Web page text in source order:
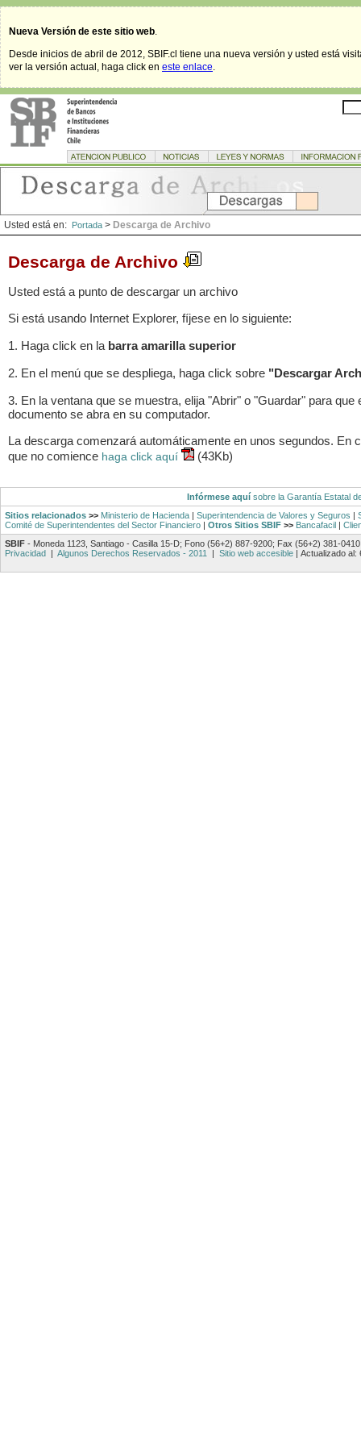
Nueva Versión de este sitio web.
Desde inicios de abril de 2012, SBIF.cl tiene una nueva versión y usted está
ver la versión actual, haga click en este enlace.
Usted está en: Portada > Descarga de Archivo
Descarga de Archivo
Usted está a punto de descargar un archivo
Si está usando Internet Explorer, fíjese en lo siguiente:
1. Haga click en la barra amarilla superior
2. En el menú que se despliega, haga click sobre "Descargar
3. En la ventana que se muestra, elija "Abrir" o "Guardar" para que
documento se abra en su computador.
La descarga comenzará automáticamente en unos segundos. En
que no comience haga click aquí (43Kb)
Infórmese aquísobre la Garantía Estatal
Sitios relacionados >> Ministerio de Hacienda | Superintendencia de Valores y Seguros |
Comité de Superintendentes del Sector Financiero | Otros Sitios SBIF >> Bancafacil |
SBIF - Moneda 1123, Santiago - Casilla 15-D; Fono (56+2) 887-9200; Fax (56+2) 381-0410
Privacidad | Algunos Derechos Reservados - 2011 | Sitio web accesible | Actualizado al: